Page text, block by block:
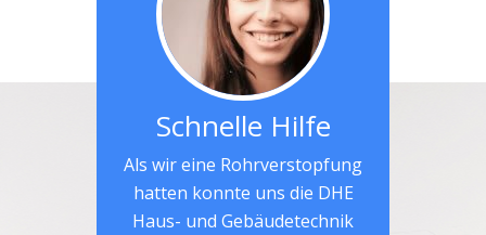
Schnelle Hilfe
Als wir eine Rohrverstopfung
hatten konnte uns die DHE
Haus- und Gebäudetechnik